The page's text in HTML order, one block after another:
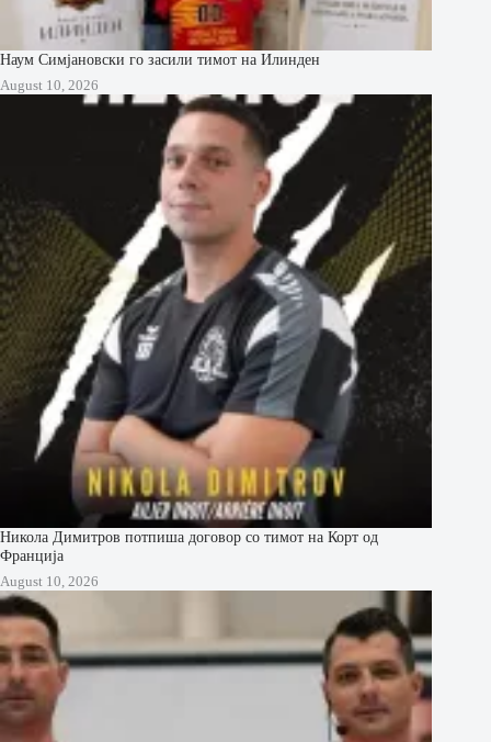
Наум Симјановски го засили тимот на Илинден
August 10, 2026
Никола Димитров потпиша договор со тимот на Корт од
Франција
August 10, 2026